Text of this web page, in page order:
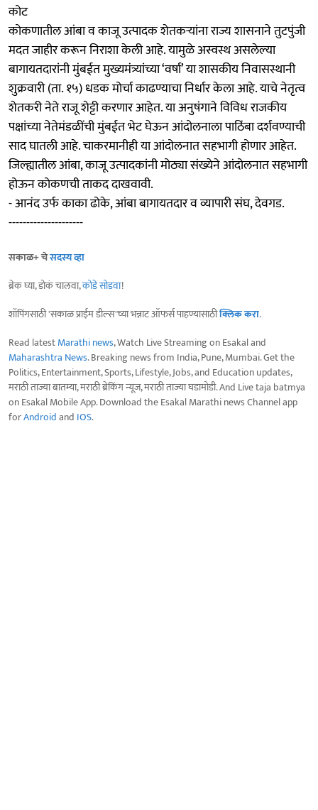
कोट
कोकणातील आंबा व काजू उत्पादक शेतकऱ्यांना राज्य शासनाने तुटपुंजी
मदत जाहीर करून निराशा केली आहे. यामुळे अस्वस्थ असलेल्या
बागायतदारांनी मुंबईत मुख्यमंत्र्यांच्या ‘वर्षा’ या शासकीय निवासस्थानी
शुक्रवारी (ता. १५) धडक मोर्चा काढण्याचा निर्धार केला आहे. याचे नेतृत्व
शेतकरी नेते राजू शेट्टी करणार आहेत. या अनुषंगाने विविध राजकीय
पक्षांच्या नेतेमंडळींची मुंबईत भेट घेऊन आंदोलनाला पाठिंबा दर्शवण्याची
साद घातली आहे. चाकरमानीही या आंदोलनात सहभागी होणार आहेत.
जिल्ह्यातील आंबा, काजू उत्पादकांनी मोठ्या संख्येने आंदोलनात सहभागी
होऊन कोकणची ताकद दाखवावी.
- आनंद उर्फ काका ढोके, आंबा बागायतदार व व्यापारी संघ, देवगड.
---------------------
सकाळ+ चेसदस्य व्हा
ब्रेक घ्या, डोकं चालवा,कोडे सोडवा!
शॉपिंगसाठी 'सकाळ प्राईम डील्स'च्या भन्नाट ऑफर्स पाहण्यासाठीक्लिक करा.
Read latestMarathi news, Watch Live Streaming on Esakal and
Maharashtra News. Breaking news from India, Pune, Mumbai. Get the
Politics, Entertainment, Sports, Lifestyle, Jobs, and Education updates,
मराठी ताज्या बातम्या, मराठी ब्रेकिंग न्यूज, मराठी ताज्या घडामोडी. And Live taja batmya
on Esakal Mobile App. Download the Esakal Marathi news Channel app
forAndroidand IOS.